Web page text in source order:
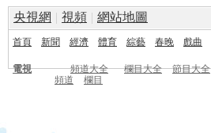
央視網 | 視頻 | 網站地圖
首頁 新聞 經濟 體育 綜藝 春晚 戲曲
電視 頻道大全 欄目大全 節目大全
頻道
欄目